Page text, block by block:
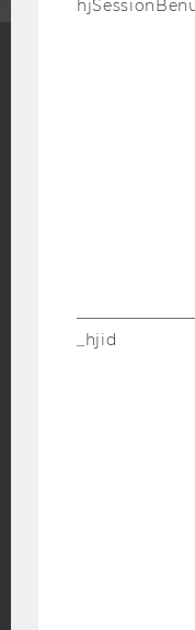
_hjid